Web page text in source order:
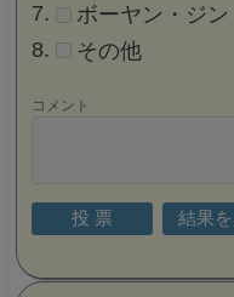
ボーヤン・ジン
その他
コメント